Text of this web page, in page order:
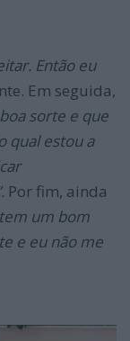
Então eu
Em seguida,
sorte e que
qual estou a
Por fim, ainda
um bom
e eu não me